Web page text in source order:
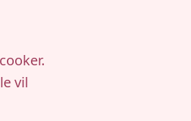
vil